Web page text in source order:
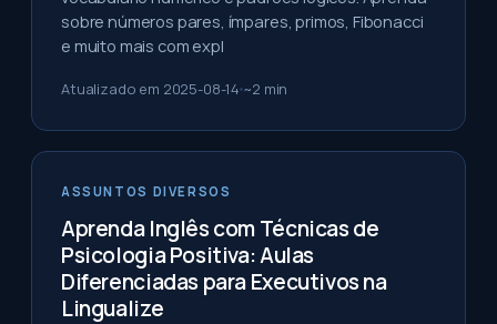
sobre números pares, ímpares, primos, Fibonacci
e muito mais com expl
Atualizado em 2025-08-14 ~2 min
ASSUNTOS DIVERSOS
Aprenda Inglês com Técnicas de
Psicologia Positiva: Aulas
Diferenciadas para Executivos na
Lingualize